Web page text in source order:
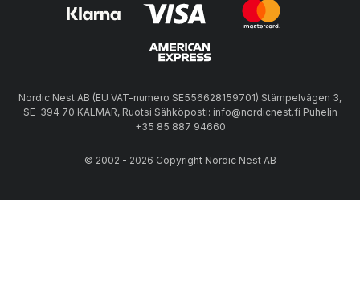
Nordic Nest AB (EU VAT-numero SE556628159701) Stämpelvägen 3,
SE-394 70 KALMAR, Ruotsi Sähköposti: info@nordicnest.fi Puhelin
+35 85 887 94660
© 2002 - 2026 Copyright Nordic Nest AB